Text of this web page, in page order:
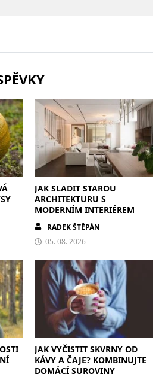
JAK SLADIT STAROU
ARCHITEKTURU S
MODERNÍM INTERIÉREM
RADEK ŠTĚPÁN
05. 08. 2026
JAK VYČISTIT SKVRNY OD
KÁVY A ČAJE? KOMBINUJTE
DOMÁCÍ SUROVINY